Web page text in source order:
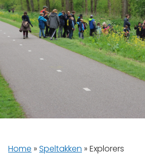
Home » Speltakken » Explorers